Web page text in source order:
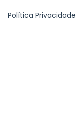
Política Privacidade